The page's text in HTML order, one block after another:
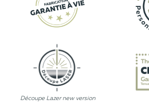
Découpe Lazer new version